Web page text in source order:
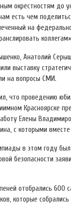
окрестностям до
есть чем
на
Анатолий
выставку
на вопросы СМИ.
что проведению
Красноярске
Елены
с которыми
в этом году был
безопасности
отобрались 600
которые